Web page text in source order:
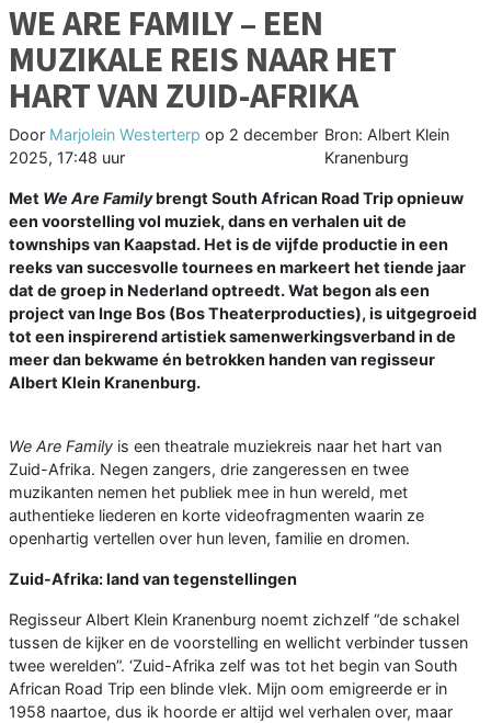
WE ARE FAMILY – EEN
MUZIKALE REIS NAAR HET
HART VAN ZUID-AFRIKA
Door Marjolein Westerterp op 2 december
2025, 17:48 uur
Bron: Albert Klein
Kranenburg
Met We Are Familybrengt South African Road Trip opnieuw
een voorstelling vol muziek, dans en verhalen uit de
townships van Kaapstad. Het is de vijfde productie in een
reeks van succesvolle tournees en markeert het tiende jaar
dat de groep in Nederland optreedt. Wat begon als een
project van Inge Bos (Bos Theaterproducties), is uitgegroeid
tot een inspirerend artistiek samenwerkingsverband in de
meer dan bekwame én betrokken handen van regisseur
Albert Klein Kranenburg.
We Are Family is een theatrale muziekreis naar het hart van
Zuid-Afrika. Negen zangers, drie zangeressen en twee
muzikanten nemen het publiek mee in hun wereld, met
authentieke liederen en korte videofragmenten waarin ze
openhartig vertellen over hun leven, familie en dromen.
Zuid-Afrika: land van tegenstellingen
Regisseur Albert Klein Kranenburg noemt zichzelf “de schakel
tussen de kijker en de voorstelling en wellicht verbinder tussen
twee werelden”. ‘Zuid-Afrika zelf was tot het begin van South
African Road Trip een blinde vlek. Mijn oom emigreerde er in
1958 naartoe, dus ik hoorde er altijd wel verhalen over, maar